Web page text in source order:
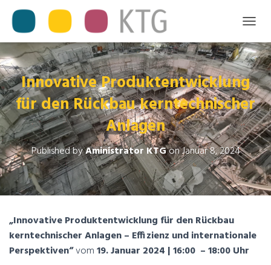
O
G
G
L
E
N
A
V
I
G
A
T
I
O
Innovative Produktentwicklung
für den Rückbau kerntechnischer
Anlagen
Published byAministrator KTGonJanuar 8, 2024
„Innovative Produktentwicklung für den Rückbau
kerntechnischer Anlagen – Effizienz und internationale
Perspektiven“vom19. Januar 2024 | 16:00 – 18:00 Uhr